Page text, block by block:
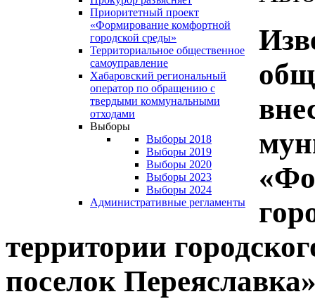
Приоритетный проект
«Формирование комфортной
городской среды»
Территориальное общественное
самоуправление
Хабаровский региональный
оператор по обращению с
твердыми коммунальными
отходами
Выборы
Выборы 2018
Выборы 2019
Выборы 2020
Выборы 2023
Выборы 2024
Административные регламенты
территории
поселок